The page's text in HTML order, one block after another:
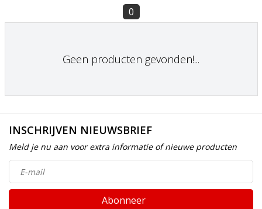
0
Geen producten gevonden!...
INSCHRIJVEN NIEUWSBRIEF
Meld je nu aan voor extra informatie of nieuwe producten
Abonneer